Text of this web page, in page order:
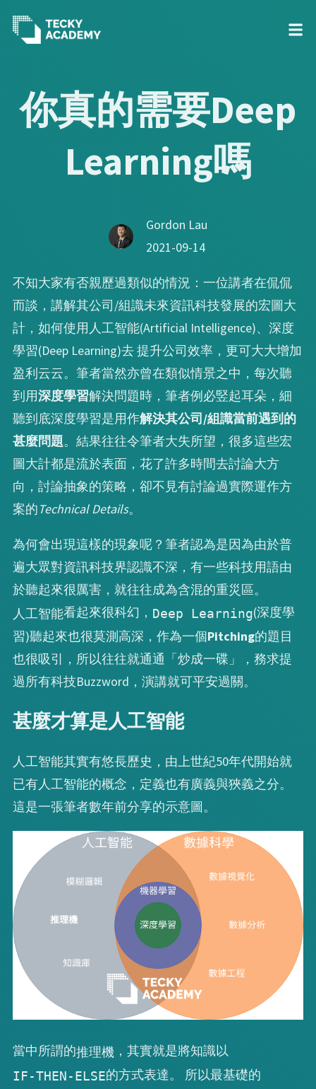
Content你真的需要Deep
Learning嗎
Gordon Lau
2021-09-14
不知大家有否親歷過類似的情況：一位講者在侃侃
而談，講解其公司/組識未來資訊科技發展的宏圖大
計，如何使用人工智能(Artificial Intelligence)、深度
學習(Deep Learning)去 提升公司效率，更可大大增加
盈利云云。筆者當然亦曾在類似情景之中，每次聽
到用深度學習解決問題時，筆者例必竪起耳朵，細
聽到底深度學習是用作解決其公司/組識當前遇到的
甚麼問題。結果往往令筆者大失所望，很多這些宏
圖大計都是流於表面，花了許多時間去討論大方
向，討論抽象的策略，卻不見有討論過實際運作方
案的Technical Details。
為何會出現這樣的現象呢？筆者認為是因為由於普
遍大眾對資訊科技界認識不深，有一些科技用語由
於聽起來很厲害，就往往成為含混的重災區。
人工智能看起來很科幻， Deep Learning(深度學
習)聽起來也很莫測高深，作為一個Pitching的題目
也很吸引，所以往往就通通「炒成一碟」，務求提
過所有科技Buzzword，演講就可平安過關。
甚麼才算是人工智能
人工智能其實有悠長歷史，由上世紀50年代開始就
已有人工智能的概念，定義也有廣義與狹義之分。
這是一張筆者數年前分享的示意圖。
當中所謂的推理機 ，其實就是將知識以
IF-THEN-ELSE的方式表達。 所以最基礎的